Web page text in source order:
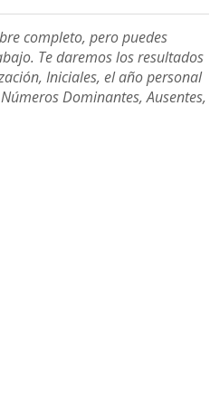
completo, pero puedes
Te daremos los resultados
Iniciales, el año personal
Dominantes, Ausentes,